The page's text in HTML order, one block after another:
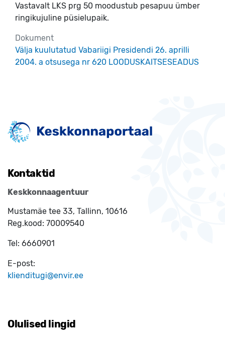
Vastavalt LKS prg 50 moodustub pesapuu ümber
ringikujuline püsielupaik.
Dokument
Välja kuulutatud Vabariigi Presidendi 26. aprilli
2004. a otsusega nr 620 LOODUSKAITSESEADUS
Kontaktid
Keskkonnaagentuur
Mustamäe tee 33, Tallinn, 10616
Reg.kood: 70009540
Tel: 6660901
E-post:
klienditugi@envir.ee
Olulised lingid